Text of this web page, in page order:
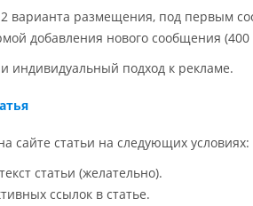
варианта размещения, под первым
добавления нового сообщения
индивидуальный подход к рекламе.
сайте статьи на следующих условиях:
статьи (желательно).
ссылок в статье.